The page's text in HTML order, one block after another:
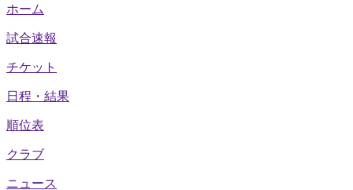
ホーム
試合速報
チケット
日程・結果
順位表
クラブ
ニュース